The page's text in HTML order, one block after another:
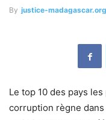
By justice-madagascar.org
Le top 10 des pays
corruption règne